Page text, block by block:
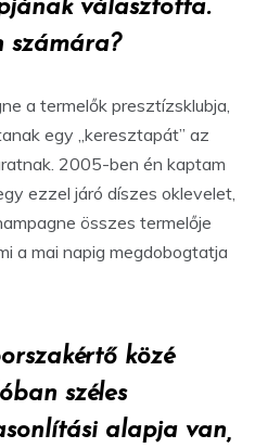
választotta.
számára?
a termelők presztízsklubja,
egy „keresztapát” az
2005-ben én kaptam
ezzel járó díszes oklevelet,
összes termelője
a mai napig megdobogtatja
közé
széles
alapja van,